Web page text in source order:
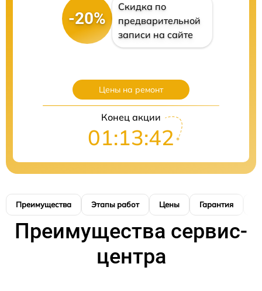
-20%
Скидка по
предварительной
записи на сайте
Цены на ремонт
Конец акции
01:13:41
Преимущества Этапы работ Цены Гарантия
Преимущества сервис-
центра